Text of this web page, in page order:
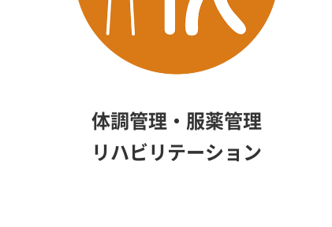
体調管理・服薬管理
リハビリテーション